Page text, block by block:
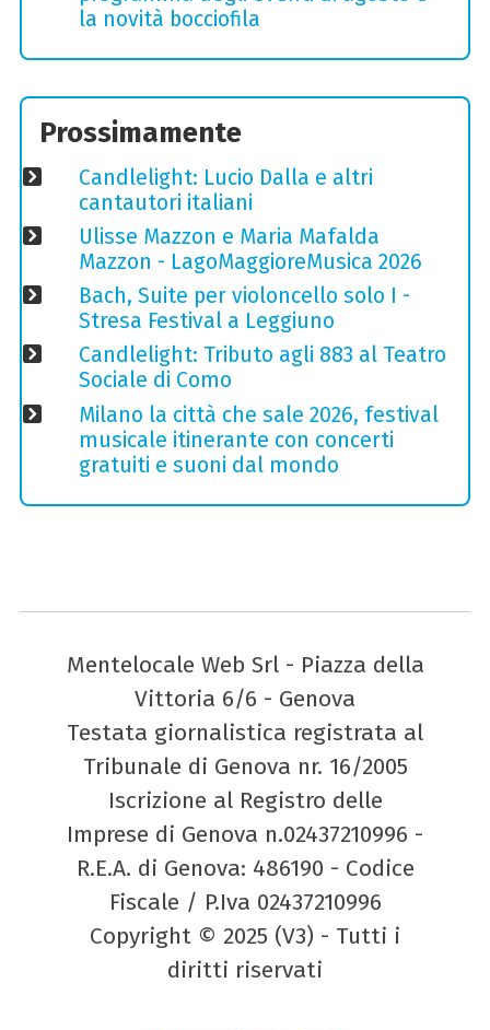
la novità bocciofila
Prossimamente
Candlelight: Lucio Dalla e altri
cantautori italiani
Ulisse Mazzon e Maria Mafalda
Mazzon - LagoMaggioreMusica 2026
Bach, Suite per violoncello solo I -
Stresa Festival a Leggiuno
Candlelight: Tributo agli 883 al Teatro
Sociale di Como
Milano la città che sale 2026, festival
musicale itinerante con concerti
gratuiti e suoni dal mondo
Mentelocale Web Srl - Piazza della
Vittoria 6/6 - Genova
Testata giornalistica registrata al
Tribunale di Genova nr. 16/2005
Iscrizione al Registro delle
Imprese di Genova n.02437210996 -
R.E.A. di Genova: 486190 - Codice
Fiscale / P.Iva 02437210996
Copyright © 2025 (V3) - Tutti i
diritti riservati